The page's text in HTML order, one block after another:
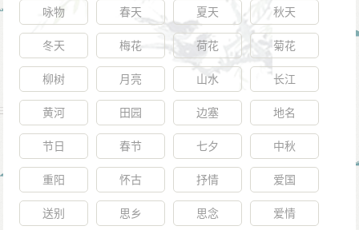
咏物 春天 夏天 秋天
冬天 梅花 荷花 菊花
柳树 月亮 山水 长江
黄河 田园 边塞 地名
节日 春节 七夕 中秋
重阳 怀古 抒情 爱国
送别 思乡 思念 爱情